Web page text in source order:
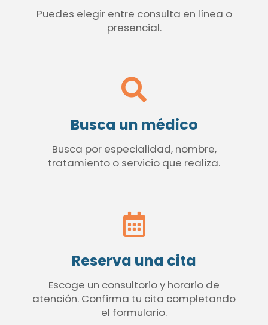
Puedes elegir entre consulta en línea o
presencial.
Busca un médico
Busca por especialidad, nombre,
tratamiento o servicio que realiza.
Reserva una cita
Escoge un consultorio y horario de
atención. Confirma tu cita completando
el formulario.